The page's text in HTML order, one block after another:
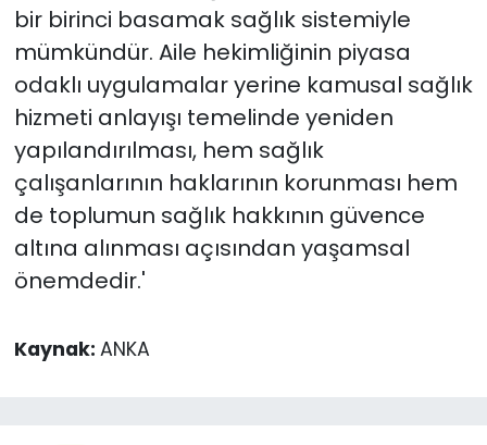
bir birinci basamak sağlık sistemiyle
mümkündür. Aile hekimliğinin piyasa
odaklı uygulamalar yerine kamusal sağlık
hizmeti anlayışı temelinde yeniden
yapılandırılması, hem sağlık
çalışanlarının haklarının korunması hem
de toplumun sağlık hakkının güvence
altına alınması açısından yaşamsal
önemdedir.'
Kaynak: ANKA